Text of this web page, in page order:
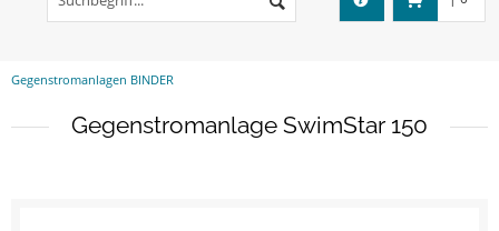
Gegenstromanlagen BINDER
Gegenstromanlage SwimStar 150